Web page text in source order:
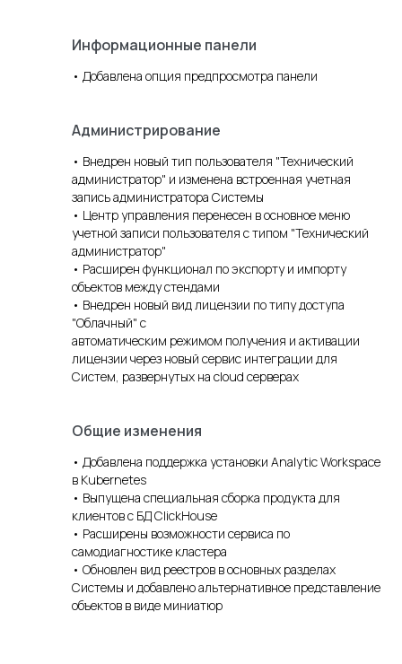
Информационные панели
• Добавлена опция предпросмотра панели
Администрирование
• Внедрен новый тип пользователя "Технический
администратор" и изменена встроенная учетная
запись администратора Системы
• Центр управления перенесен в основное меню
учетной записи пользователя с типом "Технический
администратор"
• Расширен функционал по экспорту и импорту
объектов между стендами
• Внедрен новый вид лицензии по типу доступа
"Облачный" с
автоматическим режимом получения и активации
лицензии через новый сервис интеграции для
Систем, развернутых на cloud серверах
Общие изменения
• Добавлена поддержка установки Analytic Workspace
в Kubernetes
• Выпущена специальная сборка продукта для
клиентов с БД ClickHouse
• Расширены возможности сервиса по
самодиагностике кластера
• Обновлен вид реестров в основных разделах
Системы и добавлено альтернативное представление
объектов в виде миниатюр